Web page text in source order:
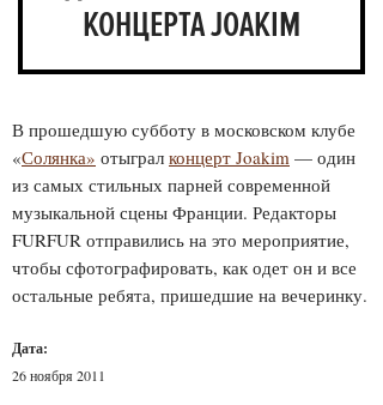
КОНЦЕРТА JOAKIM
В прошедшую субботу в московском клубе
«Солянка» отыграл концерт Joakim — один
из самых стильных парней современной
музыкальной сцены Франции. Редакторы
FURFUR отправились на это мероприятие,
чтобы сфотографировать, как одет он и все
остальные ребята, пришедшие на вечеринку.
Дата:
26 ноября 2011